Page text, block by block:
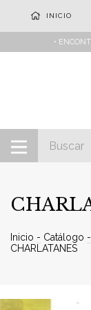
INICIO
•
Inicio - Catálogo -
CHARLATANES